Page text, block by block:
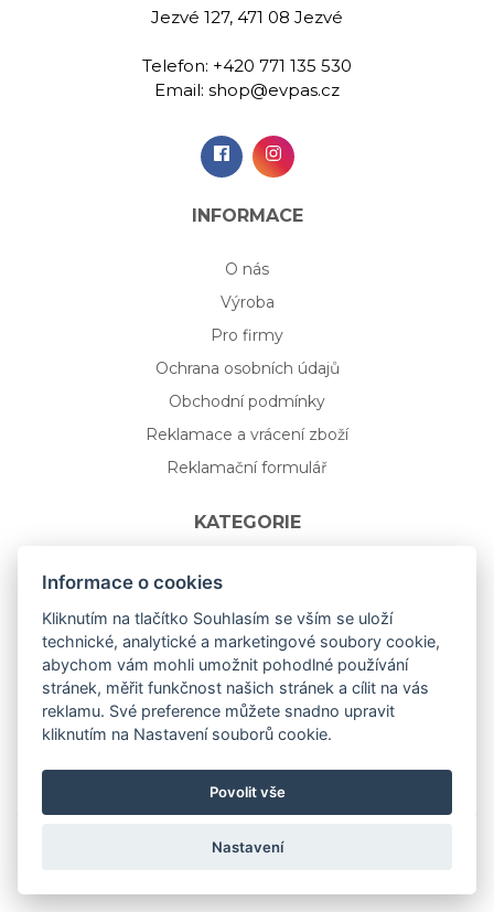
Jezvé 127, 471 08 Jezvé
Telefon: +420 771 135 530
Email: shop@evpas.cz
INFORMACE
O nás
Výroba
Pro firmy
Ochrana osobních údajů
Obchodní podmínky
Reklamace a vrácení zboží
Reklamační formulář
KATEGORIE
Nápojové sklo
Bydlení
Dárkový poukaz na míru
Mystery box
Kolekce
NOVÁ rozkvetlá KOLEKCE 🌸🌼
aceit.czAll Right Reserved.
Informace o cookies
Kliknutím na tlačítko Souhlasím se vším se uloží
technické, analytické a marketingové soubory cookie,
abychom vám mohli umožnit pohodlné používání
stránek, měřit funkčnost našich stránek a cílit na vás
reklamu. Své preference můžete snadno upravit
kliknutím na Nastavení souborů cookie.
Povolit vše
Nastavení